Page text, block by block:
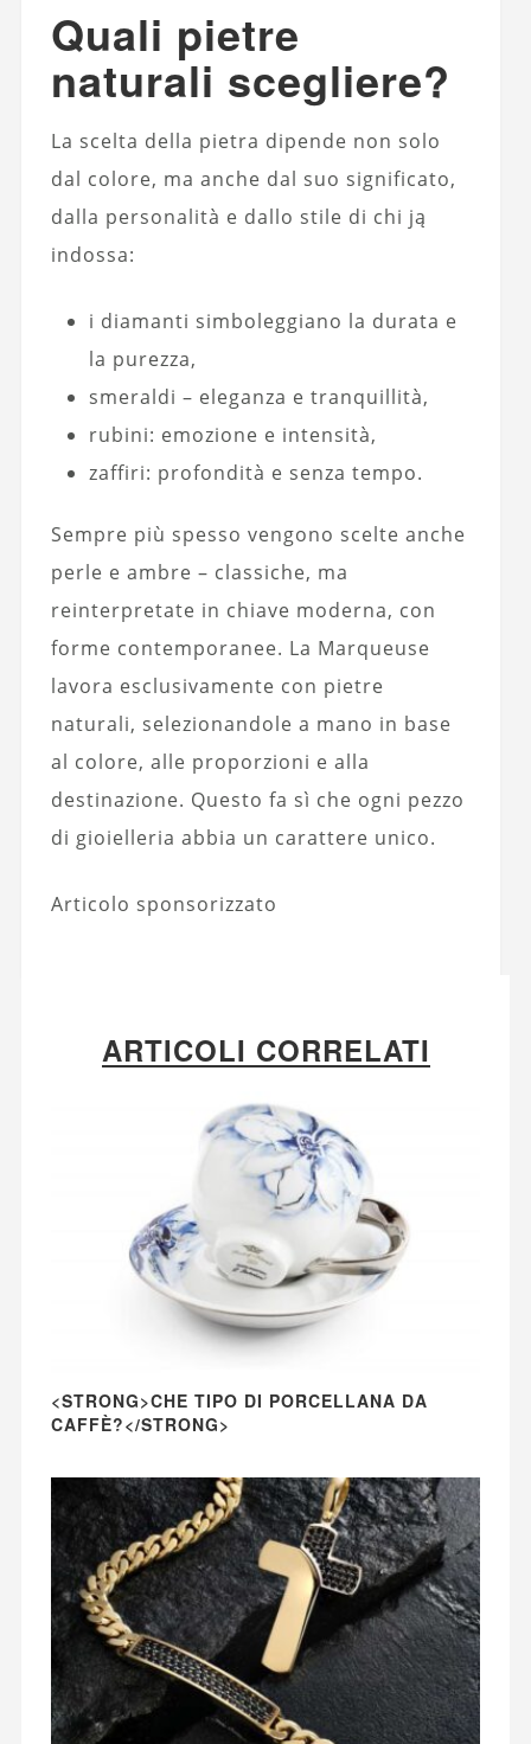
Quali pietre
naturali scegliere?
La scelta della pietra dipende non solo
dal colore, ma anche dal suo significato,
dalla personalità e dallo stile di chi ją
indossa:
i diamanti simboleggiano la durata e
la purezza,
smeraldi – eleganza e tranquillità,
rubini: emozione e intensità,
zaffiri: profondità e senza tempo.
Sempre più spesso vengono scelte anche
perle e ambre – classiche, ma
reinterpretate in chiave moderna, con
forme contemporanee. La Marqueuse
lavora esclusivamente con pietre
naturali, selezionandole a mano in base
al colore, alle proporzioni e alla
destinazione. Questo fa sì che ogni pezzo
di gioielleria abbia un carattere unico.
Articolo sponsorizzato
ARTICOLI CORRELATI
<STRONG>CHE TIPO DI PORCELLANA DA
CAFFÈ?</STRONG>